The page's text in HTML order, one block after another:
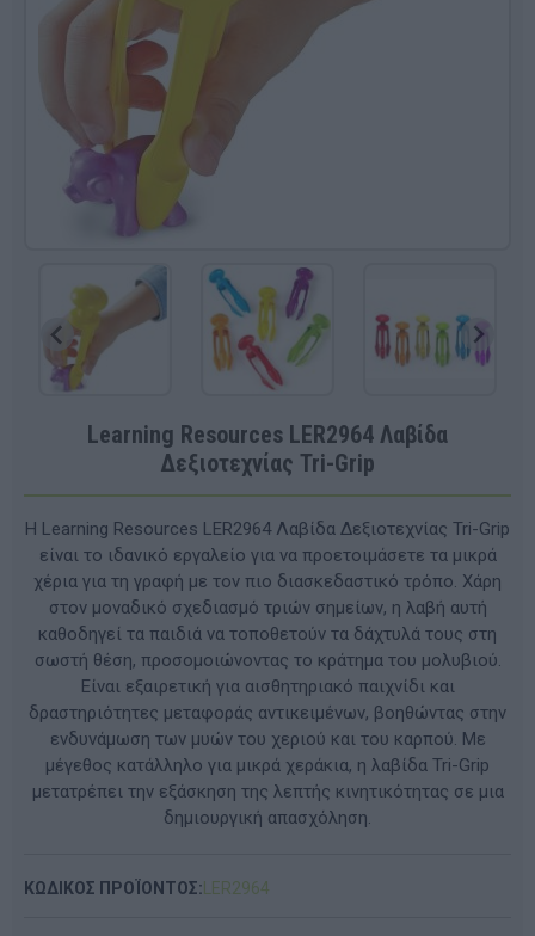
Learning Resources LΕR2964 Λαβίδα
Δεξιοτεχνίας Tri-Grip
Η Learning Resources LΕR2964 Λαβίδα Δεξιοτεχνίας Tri-Grip
είναι το ιδανικό εργαλείο για να προετοιμάσετε τα μικρά
χέρια για τη γραφή με τον πιο διασκεδαστικό τρόπο. Χάρη
στον μοναδικό σχεδιασμό τριών σημείων, η λαβή αυτή
καθοδηγεί τα παιδιά να τοποθετούν τα δάχτυλά τους στη
σωστή θέση, προσομοιώνοντας το κράτημα του μολυβιού.
Είναι εξαιρετική για αισθητηριακό παιχνίδι και
δραστηριότητες μεταφοράς αντικειμένων, βοηθώντας στην
ενδυνάμωση των μυών του χεριού και του καρπού. Με
μέγεθος κατάλληλο για μικρά χεράκια, η λαβίδα Tri-Grip
μετατρέπει την εξάσκηση της λεπτής κινητικότητας σε μια
δημιουργική απασχόληση.
ΚΩΔΙΚΟΣ ΠΡΟΪΟΝΤΟΣ: LΕR2964